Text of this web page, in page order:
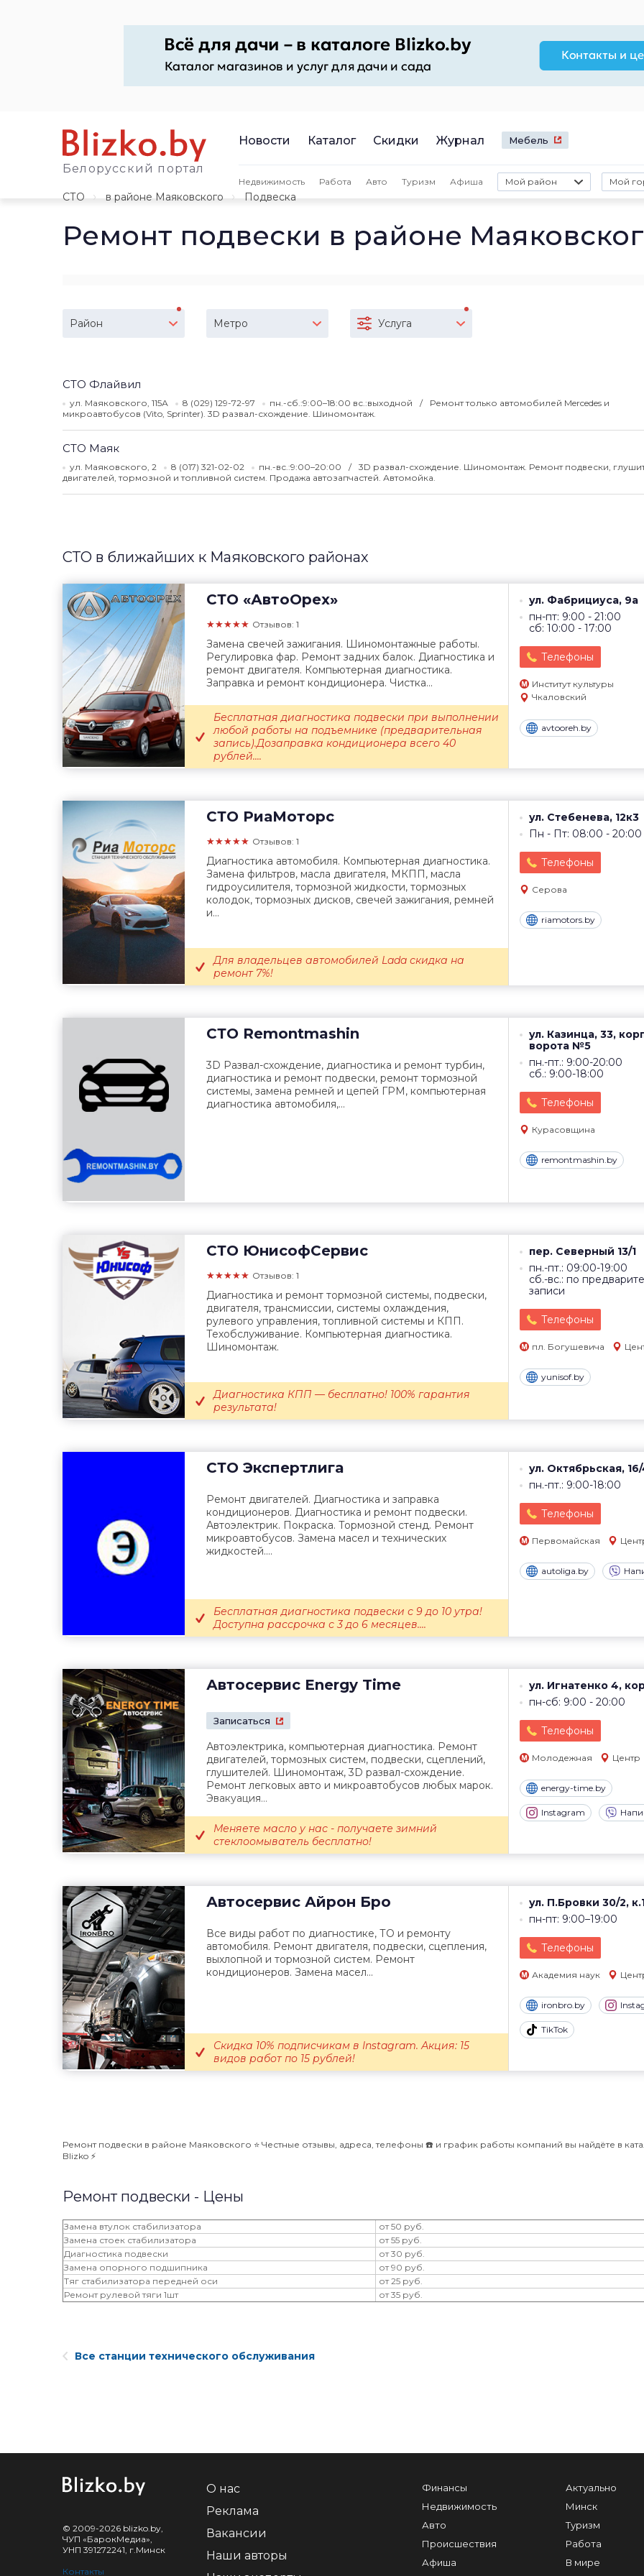
Белорусский портал
Новости Каталог Скидки Журнал Мебель
Недвижимость Работа Авто Туризм Афиша Мой район Мой
СТО
в районе Маяковского Подвеска
Ремонт подвески в районе
Район Метро Услуга
СТО Флайвил
ул. Маяковского, 115А 8 (029) 129-72-97 пн.-сб.:9:00–18:00 вс.:выходной
Ремонт только автомобилей Mercedes и
микроавтобусов (Vito, Sprinter). 3D развал-схождение. Шиномонтаж.
СТО Маяк
ул. Маяковского, 2 8 (017) 321-02-02 пн.-вс.:9:00–20:00
3D развал-схождение. Шиномонтаж. Ремонт подвески,
двигателей, тормозной и топливной систем. Продажа автозапчастей. Автомойка.
СТО в ближайших к Маяковского районах
СТО «АвтоОрех»
★★★★★ Отзывов: 1
ул. Фабрициуса, 9а
пн-пт: 9:00 - 21:00
сб: 10:00 - 17:00
Телефоны
Институт культуры
Чкаловский
avtooreh.by
Замена свечей зажигания. Шиномонтажные работы.
Регулировка фар. Ремонт задних балок. Диагностика и
ремонт двигателя. Компьютерная диагностика.
Заправка и ремонт кондиционера. Чистка...
Бесплатная диагностика подвески при выполнении
любой работы на подъемнике (предварительная
запись).Дозаправка кондиционера всего 40
рублей....
СТО РиаМоторс
★★★★★ Отзывов: 1
ул. Стебенева, 12к3
Пн - Пт: 08:00 - 20:00
Телефоны
Серова
riamotors.by
Диагностика автомобиля. Компьютерная диагностика.
Замена фильтров, масла двигателя, МКПП, масла
гидроусилителя, тормозной жидкости, тормозных
колодок, тормозных дисков, свечей зажигания, ремней
и...
Для владельцев автомобилей Lada скидка на
ремонт 7%!
СТО Remontmashin
ул. Казинца, 33,
ворота №5
пн.-пт.: 9:00-20:00
сб.: 9:00-18:00
Телефоны
Курасовщина
remontmashin.by
3D Развал-схождение, диагностика и ремонт турбин,
диагностика и ремонт подвески, ремонт тормозной
системы, замена ремней и цепей ГРМ, компьютерная
диагностика автомобиля,...
СТО ЮнисофСервис
★★★★★ Отзывов: 1
пер. Северный 13/1
пн.-пт.: 09:00-19:00
сб.-вс.: по
записи
Телефоны
пл. Богушевича
yunisof.by
Диагностика и ремонт тормозной системы, подвески,
двигателя, трансмиссии, системы охлаждения,
рулевого управления, топливной системы и КПП.
Техобслуживание. Компьютерная диагностика.
Шиномонтаж.
Диагностика КПП — бесплатно! 100% гарантия
результата!
СТО Экспертлига
ул. Октябрьская,
пн.-пт.: 9:00-18:00
Телефоны
Первомайская
autoliga.by
Ремонт двигателей. Диагностика и заправка
кондиционеров. Диагностика и ремонт подвески.
Автоэлектрик. Покраска. Тормозной стенд. Ремонт
микроавтобусов. Замена масел и технических
жидкостей....
Бесплатная диагностика подвески с 9 до 10 утра!
Доступна рассрочка с 3 до 6 месяцев....
Автосервис Energy Time
Записаться
ул. Игнатенко 4,
пн-сб: 9:00 - 20:00
Телефоны
Молодежная Центр
energy-time.by
Instagram
Автоэлектрика, компьютерная диагностика. Ремонт
двигателей, тормозных систем, подвески, сцеплений,
глушителей. Шиномонтаж, 3D развал-схождение.
Ремонт легковых авто и микроавтобусов любых марок.
Эвакуация...
Меняете масло у нас - получаете зимний
стеклоомыватель бесплатно!
Автосервис Айрон Бро
ул. П.Бровки 30/2,
пн-пт: 9:00–19:00
Телефоны
Академия наук
ironbro.by
TikTok
Все виды работ по диагностике, ТО и ремонту
автомобиля. Ремонт двигателя, подвески, сцепления,
выхлопной и тормозной систем. Ремонт
кондиционеров. Замена масел...
Скидка 10% подписчикам в Instagram. Акция: 15
видов работ по 15 рублей!
Ремонт подвески в районе Маяковского ⭐️ Честные отзывы, адреса, телефоны ☎️ и график работы компаний вы найдёте в
Blizko ⚡️
Ремонт подвески - Цены
Замена втулок стабилизатора
от 50 руб.
Замена стоек стабилизатора
от 55 руб.
Диагностика подвески
от 30 руб.
Замена опорного подшипника
от 90 руб.
Тяг стабилизатора передней оси
от 25 руб.
Ремонт рулевой тяги 1шт
от 35 руб.
Все станции технического обслуживания
© 2009-2026 blizko.by,
ЧУП «БарокМедиа»,
УНП 391272241, г.Минск
Контакты
О нас
Реклама
Вакансии
Наши авторы
Финансы
Недвижимость
Авто
Происшествия
Афиша
Актуально
Минск
Туризм
Работа
В мире